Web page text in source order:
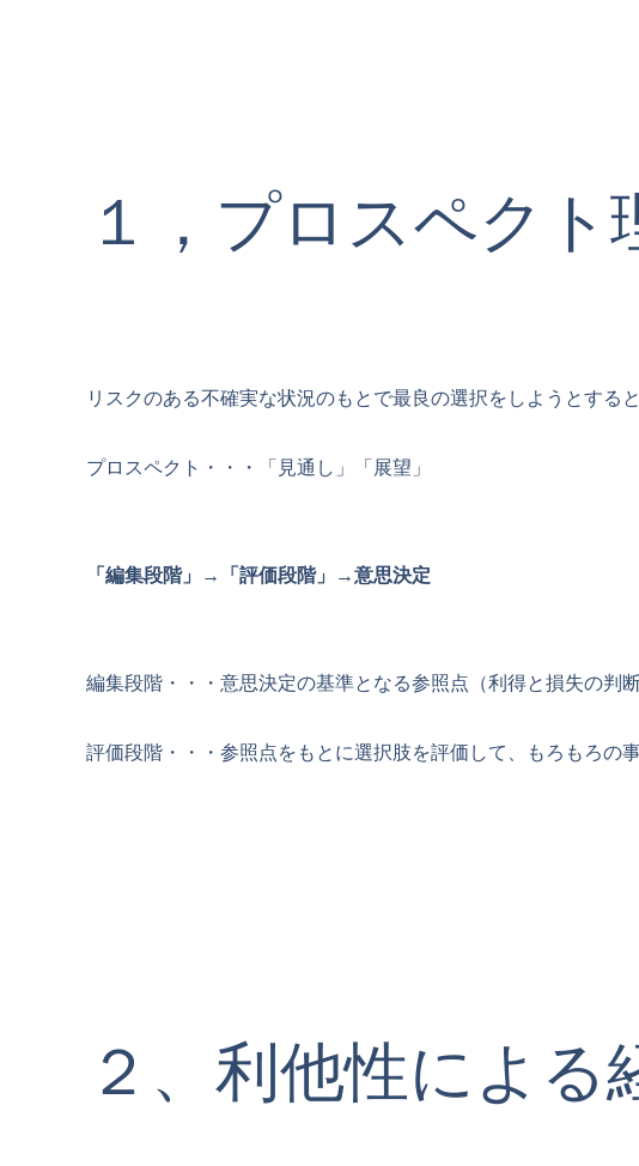
１，プロスペクト
リスクのある不確実な状況のもとで最良の選択をしようとする
プロスペクト・・・「見通し」「展望」
「編集段階」→「評価段階」→意思決定
編集段階・・・意思決定の基準となる参照点（利得と損失の判
評価段階・・・参照点をもとに選択肢を評価して、もろもろの
２、利他性による